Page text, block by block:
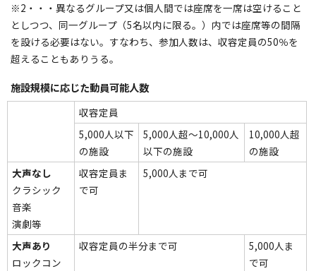
※2・・・異なるグループ又は個人間では座席を一席は空けること
としつつ、同一グループ（5名以内に限る。）内では座席等の間隔
を設ける必要はない。すなわち、参加人数は、収容定員の50％を
超えることもありうる。
施設規模に応じた動員可能人数
収容定員
5,000人以下
の施設
5,000人超～10,000人
以下の施設
10,000人超
の施設
大声なし
クラシック
音楽
演劇等
収容定員ま
で可
5,000人まで可
大声あり
ロックコン
収容定員の半分まで可
5,000人ま
で可